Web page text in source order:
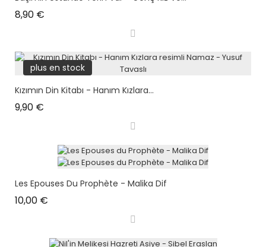
8,90 €
plus en stock
Kızımın Din Kitabı - Hanım Kızlara...
9,90 €
Les Epouses Du Prophète - Malika Dif
10,00 €